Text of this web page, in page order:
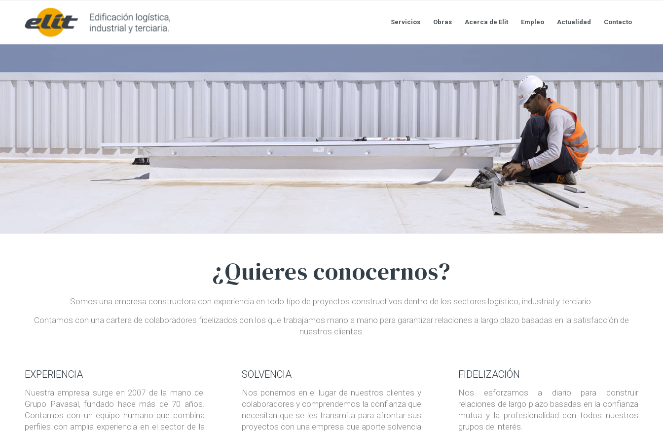
Servicios Obras Acerca de Elit Empleo Actualidad Contacto
¿Quieres conocernos?
Somos una empresa constructora con experiencia en todo tipo de proyectos constructivos dentro de los sectores logístico, industrial y terciario.
Contamos con una cartera de colaboradores fidelizados con los que trabajamos mano a mano para garantizar relaciones a largo plazo basadas en la satisfacción de
nuestros clientes.
EXPERIENCIA
Nuestra empresa surge en 2007 de la mano del
Grupo Pavasal, fundado hace más de 70 años.
Contamos con un equipo humano que combina
perfiles con amplia experiencia en el sector de la
SOLVENCIA
Nos ponemos en el lugar de nuestros clientes y
colaboradores y comprendemos la confianza que
necesitan que se les transmita para afrontar sus
proyectos con una empresa que aporte solvencia
FIDELIZACIÓN
Nos esforzamos a diario para construir
relaciones de largo plazo basadas en la confianza
mutua y la profesionalidad con todos nuestros
grupos de interés.